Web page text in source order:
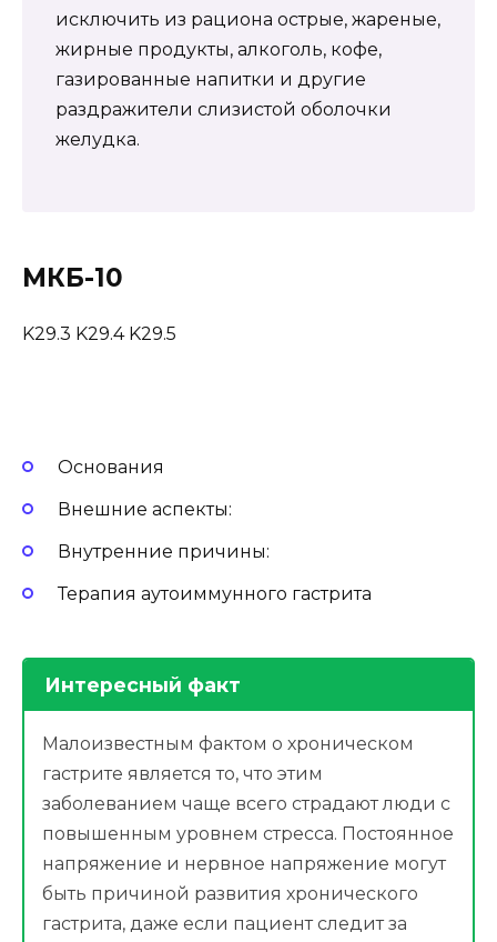
исключить из рациона острые, жареные,
жирные продукты, алкоголь, кофе,
газированные напитки и другие
раздражители слизистой оболочки
желудка.
МКБ-10
K29.3 K29.4 K29.5
Основания
Внешние аспекты:
Внутренние причины:
Терапия аутоиммунного гастрита
Интересный факт
Малоизвестным фактом о хроническом
гастрите является то, что этим
заболеванием чаще всего страдают люди с
повышенным уровнем стресса. Постоянное
напряжение и нервное напряжение могут
быть причиной развития хронического
гастрита, даже если пациент следит за